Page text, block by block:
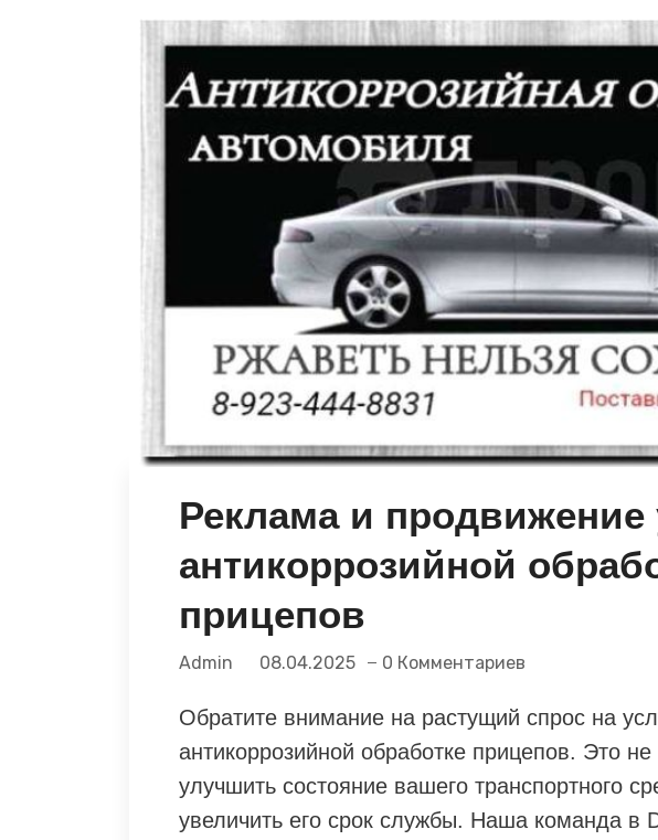
Реклама и продвижение
антикоррозийной
прицепов
Admin 08.04.2025 0 Комментариев
Обратите внимание на растущий спрос на
антикоррозийной обработке прицепов. Это
улучшить состояние вашего транспортного
увеличить его срок службы. Наша команда в